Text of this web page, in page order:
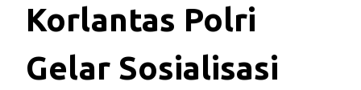
Korlantas Polri
Gelar Sosialisasi